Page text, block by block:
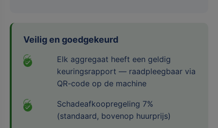
Veilig en goedgekeurd
Elk aggregaat heeft een geldig
keuringsrapport — raadpleegbaar via
QR-code op de machine
Schadeafkoopregeling 7%
(standaard, bovenop huurprijs)